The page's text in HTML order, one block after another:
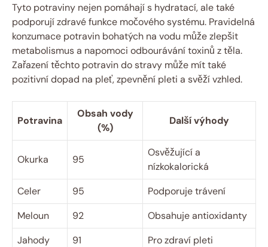
Tyto potraviny nejen pomáhají s hydratací, ale také
podporují zdravé funkce močového systému. Pravidelná
konzumace potravin bohatých na vodu může zlepšit
metabolismus a napomoci odbourávání toxinů z těla.
Zařazení těchto potravin do stravy může mít také
pozitivní dopad na pleť, zpevnění pleti a svěží vzhled.
Potravina
Obsah vody
(%)
Další výhody
Okurka 95
Osvěžující a
nízkokalorická
Celer
95
Podporuje trávení
Meloun
92
Obsahuje antioxidanty
Jahody
91 Pro zdraví pleti